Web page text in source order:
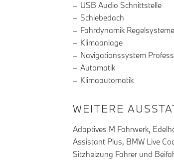
USB Audio Schnittstelle
Schiebedach
Fahrdynamik Regelsysteme
Klimaanlage
Navigationssystem
Automatik
Klimaautomatik
WEITERE
Adaptives M Fahrwerk,
Assistant Plus, BMW Live
Sitzheizung Fahrer und